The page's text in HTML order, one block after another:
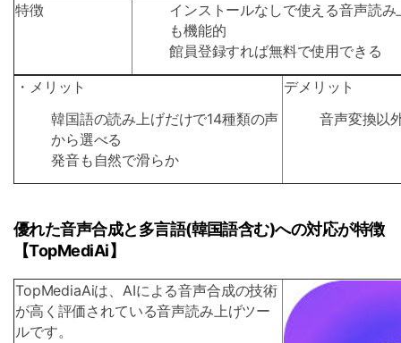
特徴
インストールなしで使える音声読
も機能的
館員登録すれば無料で使用できる
・メリット
韓国語の読み上げだけで14種類の声
から選べる
発音も自然で滑らか
デメリット
音声変換以
優れた音声合成と多言語(韓国語含む)への対応が特徴
【TopMediAi】
TopMediaAiは、AIによる音声合成の技術
が高く評価されている音声読み上げツー
ルです。